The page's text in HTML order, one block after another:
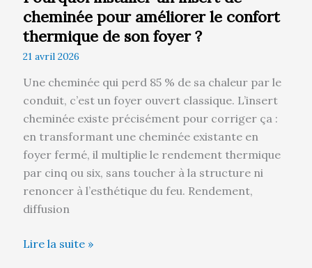
cheminée pour améliorer le confort
thermique de son foyer ?
21 avril 2026
Une cheminée qui perd 85 % de sa chaleur par le
conduit, c’est un foyer ouvert classique. L’insert
cheminée existe précisément pour corriger ça :
en transformant une cheminée existante en
foyer fermé, il multiplie le rendement thermique
par cinq ou six, sans toucher à la structure ni
renoncer à l’esthétique du feu. Rendement,
diffusion
?
Lire la suite »